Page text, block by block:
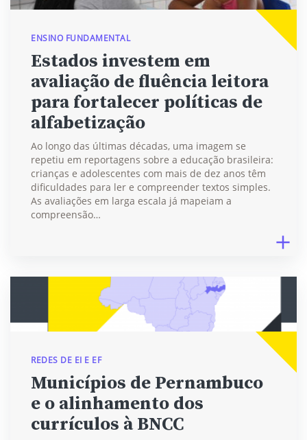
ENSINO FUNDAMENTAL
Estados investem em
avaliação de fluência leitora
para fortalecer políticas de
alfabetização
Ao longo das últimas décadas, uma imagem se
repetiu em reportagens sobre a educação brasileira:
crianças e adolescentes com mais de dez anos têm
dificuldades para ler e compreender textos simples.
As avaliações em larga escala já mapeiam a
compreensão…
REDES DE EI E EF
Municípios de Pernambuco
e o alinhamento dos
currículos à BNCC